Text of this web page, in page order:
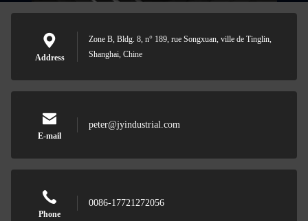
Address
Zone B, Bldg. 8, n° 189, rue Songxuan, ville de Tinglin,
Shanghai, Chine
E-mail
peter@jyindustrial.com
Phone
0086-17721272056